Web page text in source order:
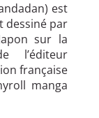
est
dessiné par
sur la
l’éditeur
française
manga